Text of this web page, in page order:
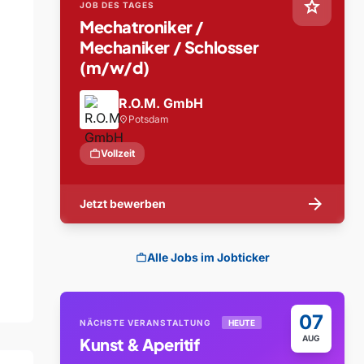
star
JOB DES TAGES
Mechatroniker /
Mechaniker / Schlosser
(m/w/d)
R.O.M. GmbH
location_on Potsdam
workVollzeit
Jetzt bewerben arrow_forward
workAlle Jobs im Jobticker
07
AUG
NÄCHSTE VERANSTALTUNG HEUTE
Kunst & Aperitif